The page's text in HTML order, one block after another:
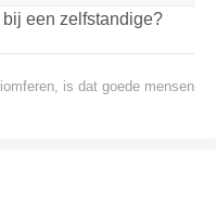
een zelfstandige?
is dat goede mensen